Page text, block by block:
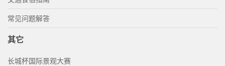
常见问题解答
其它
长城杯国际景观大赛